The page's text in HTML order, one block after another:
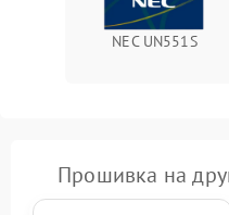
NEC UN551S
Прошивка на